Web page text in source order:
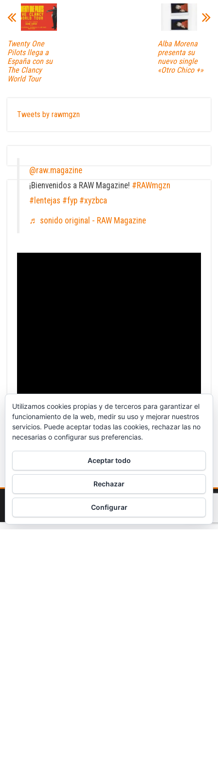
Twenty One
Pilots llega a
España con su
The Clancy
World Tour
Alba Morena
presenta su
nuevo single
«Otro Chico +»
Tweets by rawmgzn
@raw.magazine
¡Bienvenidos a RAW Magazine! #RAWmgzn
#lentejas #fyp #xyzbca
♬ sonido original - RAW Magazine
WordPress |Tema:
Utilizamos cookies propias y de terceros para garantizar el
funcionamiento de la web, medir su uso y mejorar nuestros
servicios. Puede aceptar todas las cookies, rechazar las no
necesarias o configurar sus preferencias.
Aceptar todo
Rechazar
Configurar